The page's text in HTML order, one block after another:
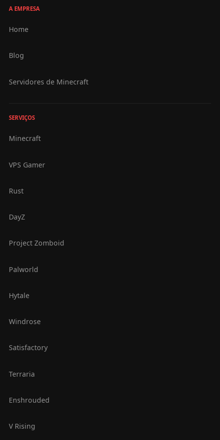
A EMPRESA
Home
Blog
Servidores de Minecraft
SERVIÇOS
Minecraft
VPS Gamer
Rust
DayZ
Project Zomboid
Palworld
Hytale
Windrose
Satisfactory
Terraria
Enshrouded
V Rising